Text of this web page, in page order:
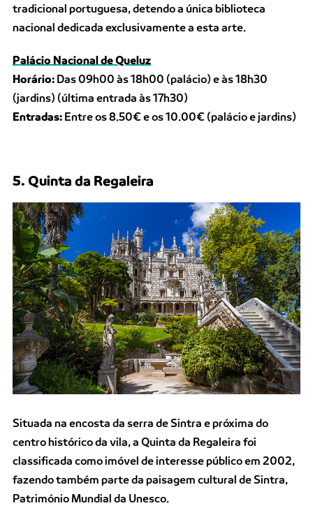
tradicional portuguesa, detendo a única biblioteca
nacional dedicada exclusivamente a esta arte.
Palácio Nacional de Queluz
Horário: Das 09h00 às 18h00 (palácio) e às 18h30
(jardins) (última entrada às 17h30)
Entradas: Entre os 8.50€ e os 10.00€ (palácio e jardins)
5. Quinta da Regaleira
Situada na encosta da serra de Sintra e próxima do
centro histórico da vila, a Quinta da Regaleira foi
classificada como imóvel de interesse público em 2002,
fazendo também parte da paisagem cultural de Sintra,
Património Mundial da Unesco.